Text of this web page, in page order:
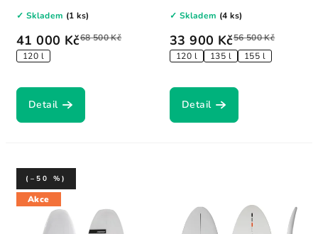
41 000 Kč68 500 Kč
120 l
✓ Skladem (1 ks)
Detail
33 900 Kč56 500 Kč
120 l 135 l 155 l
✓ Skladem (4 ks)
Detail
Akce
(–50 %)